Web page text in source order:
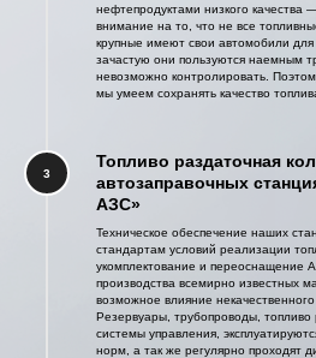
нефтепродуктами низкого качества
внимание на то, что не все
крупные имеют свои автомобили для
зачастую они пользуются наемным
невозможно контролировать.
мы умеем сохранять качество
3
Топливо раздаточная
автозаправочных
АЗС»
Техническое обеспечение наших
стандартам условий реализации
укомплектование и переоснащение
производства всемирно известных
возможное влияние
Резервуары, трубопроводы, топливо
системы управления,
норм, а так же регулярно проходят